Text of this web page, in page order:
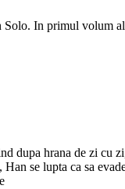
In primul
dupa hrana de zi
se lupta ca sa